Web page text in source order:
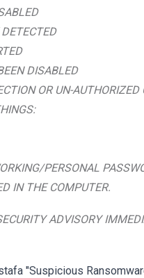
DISABLED
OR UN-
PERSONAL
IN THE COMPUTER.
ADVISORY
"Suspicious